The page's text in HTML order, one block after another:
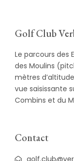
Golf Club
Le parcours des
des Moulins
mètres
vue saisissante
Combins et du
Contact